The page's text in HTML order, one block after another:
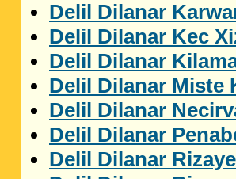
Delil Dilanar
Delil Dilanar Kec
Delil Dilanar
Delil Dilanar Miste
Delil Dilanar
Delil Dilanar
Delil Dilanar